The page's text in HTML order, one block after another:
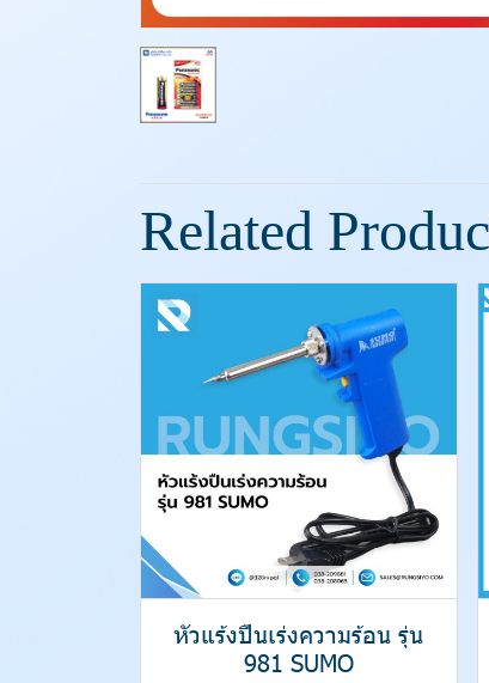
Related
หัวแร้งปืนเร่งความร้อน รุ่น
981 SUMO